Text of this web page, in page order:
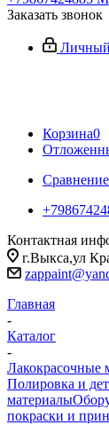
Заказать звонок
Корзина0
Контактная
г.Выкса,ул
Главная
-
Каталог
-
Лакокрасочные
Полировка и
материалы
покраски и